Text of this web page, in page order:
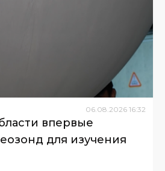
06.08.2026 16:32
впервые
для изучения